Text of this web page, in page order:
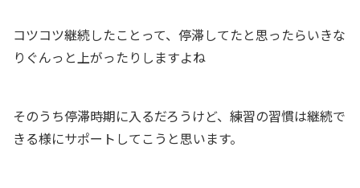
コツコツ継続したことって、停滞してたと思ったらいきな
りぐんっと上がったりしますよね
そのうち停滞時期に入るだろうけど、練習の習慣は継続で
きる様にサポートしてこうと思います。